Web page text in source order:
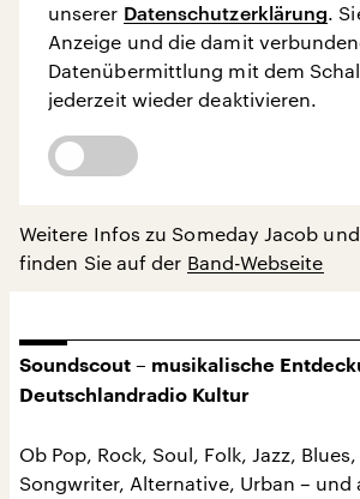
unserer Datenschutzerklärung.
Anzeige und die damit
Datenübermittlung mit dem
jederzeit wieder deaktivieren.
Weitere Infos zu Someday Jacob
finden Sie auf der Band-Webseite
Soundscout – musikalische
Deutschlandradio Kultur
Ob Pop, Rock, Soul, Folk, Jazz,
Songwriter, Alternative, Urban – und